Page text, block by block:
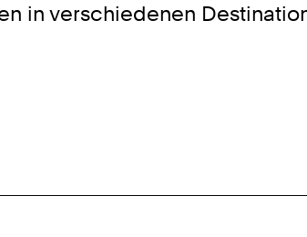
in verschiedenen